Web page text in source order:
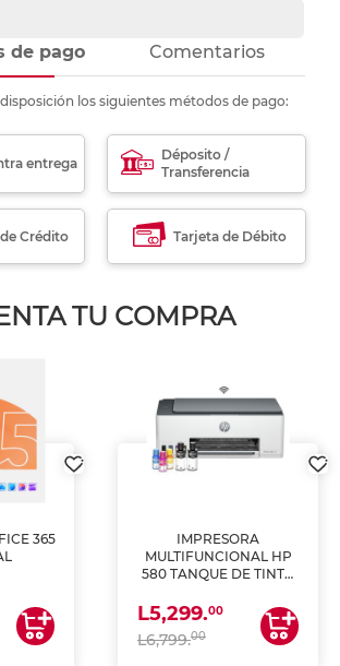
de pago Comentarios
los siguientes métodos de pago:
entrega
Déposito /
Transferencia
Crédito Tarjeta de Débito
TU COMPRA
365
IMPRESORA
MULTIFUNCIONAL HP
580 TANQUE DE TINTA
ESCANEA)
L5,299.00
L6,799.00